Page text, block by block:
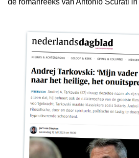
de romanreeks van Antonio Scurati in